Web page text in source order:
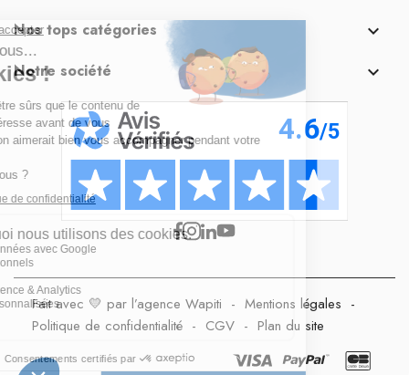
Nos tops catégories 
Notre société 
Fait avec 💛 par l’agence Wapiti - Mentions légales -
Politique de confidentialité - CGV - Plan du site